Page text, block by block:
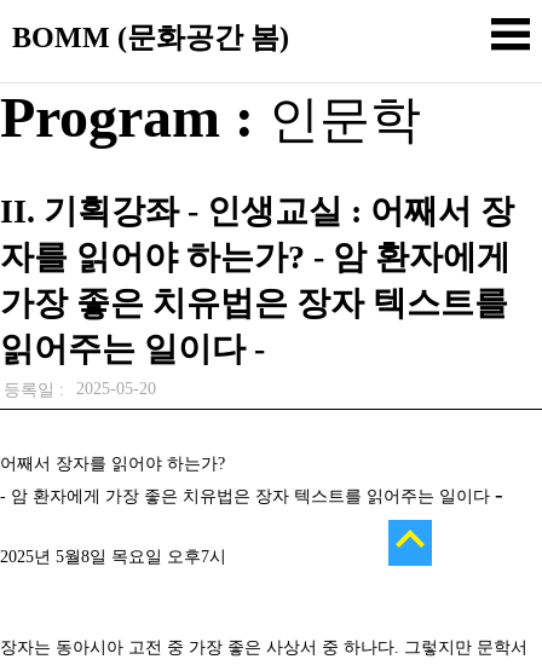
BOMM (문화공간 봄)
Program : 인문학
II. 기획강좌 - 인생교실 : 어째서 장
자를 읽어야 하는가? - 암 환자에게
가장 좋은 치유법은 장자 텍스트를
읽어주는 일이다 -
등록일 : 2025-05-20
어째서 장자를 읽어야 하는가?
- 암 환자에게 가장 좋은 치유법은 장자 텍스트를 읽어주는 일이다 -
2025년 5월8일 목요일 오후7시
장자는 동아시아 고전 중 가장 좋은 사상서 중 하나다. 그렇지만 문학서